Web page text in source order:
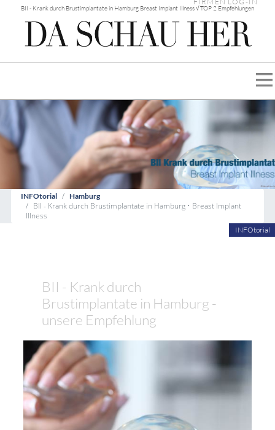
BII - Krank durch Brustimplantate in Hamburg Breast Implant Illness √ TOP 2 Empfehlungen
INFOtorial Hamburg
BII - Krank durch Brustimplantate in Hamburg • Breast Implant
Illness
INFOtorial
BII - Krank durch
Brustimplantate in Hamburg -
unsere Empfehlung